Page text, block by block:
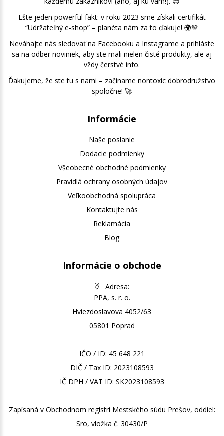
Ešte jeden powerful fakt: v roku 2023 sme získali certifikát
“Udržateľný e-shop” – planéta nám za to ďakuje! 🌍💚
Neváhajte nás sledovať na Facebooku a Instagrame a prihláste
sa na odber noviniek, aby ste mali nielen čisté produkty, ale aj
vždy čerstvé info.
Ďakujeme, že ste tu s nami – začíname nontoxic dobrodružstvo
spoločne! 🚀
Informácie
Naše poslanie
Dodacie podmienky
Všeobecné obchodné podmienky
Pravidlá ochrany osobných údajov
Veľkoobchodná spolupráca
Kontaktujte nás
Reklamácia
Blog
Informácie o obchode
Adresa:
PPA, s. r. o.
Hviezdoslavova 4052/63
05801 Poprad
IČO / ID: 45 648 221
DIČ / Tax ID: 2023108593
IČ DPH / VAT ID: SK2023108593
Zapísaná v Obchodnom registri Mestského súdu Prešov, oddiel:
Sro, vložka č. 30430/P